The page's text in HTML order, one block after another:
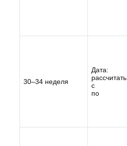
30–34 неделя
Дата:
рассчитать
с
по